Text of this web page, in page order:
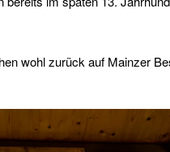
wohl zurück auf Mainzer